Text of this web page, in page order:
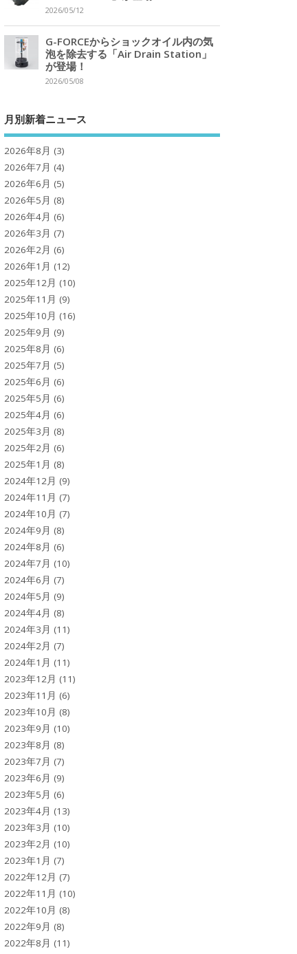
2026/05/12
G-FORCEからショックオイル内の気
泡を除去する「Air Drain Station」
が登場！
2026/05/08
月別新着ニュース
2026年8月 (3)
2026年7月 (4)
2026年6月 (5)
2026年5月 (8)
2026年4月 (6)
2026年3月 (7)
2026年2月 (6)
2026年1月 (12)
2025年12月 (10)
2025年11月 (9)
2025年10月 (16)
2025年9月 (9)
2025年8月 (6)
2025年7月 (5)
2025年6月 (6)
2025年5月 (6)
2025年4月 (6)
2025年3月 (8)
2025年2月 (6)
2025年1月 (8)
2024年12月 (9)
2024年11月 (7)
2024年10月 (7)
2024年9月 (8)
2024年8月 (6)
2024年7月 (10)
2024年6月 (7)
2024年5月 (9)
2024年4月 (8)
2024年3月 (11)
2024年2月 (7)
2024年1月 (11)
2023年12月 (11)
2023年11月 (6)
2023年10月 (8)
2023年9月 (10)
2023年8月 (8)
2023年7月 (7)
2023年6月 (9)
2023年5月 (6)
2023年4月 (13)
2023年3月 (10)
2023年2月 (10)
2023年1月 (7)
2022年12月 (7)
2022年11月 (10)
2022年10月 (8)
2022年9月 (8)
2022年8月 (11)